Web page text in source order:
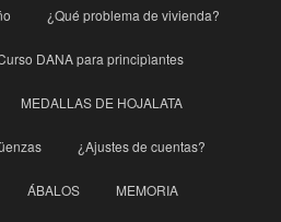
¿Qué problema de vivienda?
DANA para principìantes
MEDALLAS DE HOJALATA
¿Ajustes de cuentas?
ÁBALOS MEMORIA